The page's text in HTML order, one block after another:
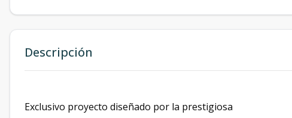
Descripción
Exclusivo proyecto diseñado por la prestigiosa